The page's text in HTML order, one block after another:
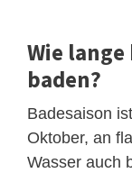
Wie
baden?
Badesaison
Oktober, an
Wasser auch